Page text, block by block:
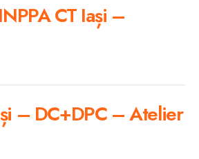
CT Iași –
– DC+DPC – Atelier